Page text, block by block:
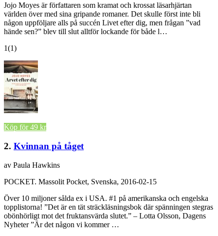
Jojo Moyes är författaren som kramat och krossat läsarhjärtan
världen över med sina gripande romaner. Det skulle först inte bli
någon uppföljare alls på succén Livet efter dig, men frågan ”vad
hände sen?” blev till slut alltför lockande för både l…
1(1)
Köp för 49 kr
2. Kvinnan på tåget
av Paula Hawkins
POCKET. Massolit Pocket, Svenska, 2016-02-15
Över 10 miljoner sålda ex i USA. #1 på amerikanska och engelska
topplistorna! ”Det är en tät sträckläsningsbok där spänningen stegras
obönhörligt mot det fruktansvärda slutet.” – Lotta Olsson, Dagens
Nyheter ”Är det någon vi kommer …